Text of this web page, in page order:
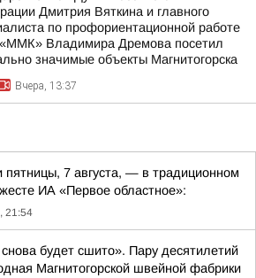
Дмитрия Вяткина и главного
по профориентационной работе
Владимира Дремова посетил
значимые объекты Магнитогорска
Вчера, 13:37
пятницы, 7 августа, — в традиционном
ИА «Первое областное»:
21:54
будет сшито». Пару десятилетий
Магнитогорской швейной фабрики